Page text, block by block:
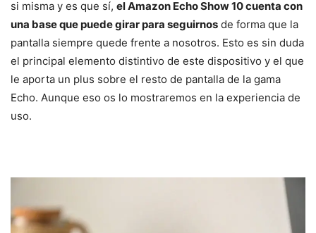
si misma y es que sí, el Amazon Echo Show 10 cuenta con
una base que puede girar para seguirnos de forma que la
pantalla siempre quede frente a nosotros. Esto es sin duda
el principal elemento distintivo de este dispositivo y el que
le aporta un plus sobre el resto de pantalla de la gama
Echo. Aunque eso os lo mostraremos en la experiencia de
uso.